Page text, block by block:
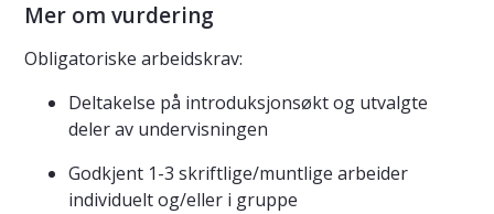
Mer om vurdering
Obligatoriske arbeidskrav:
Deltakelse på introduksjonsøkt og utvalgte
deler av undervisningen
Godkjent 1-3 skriftlige/muntlige arbeider
individuelt og/eller i gruppe